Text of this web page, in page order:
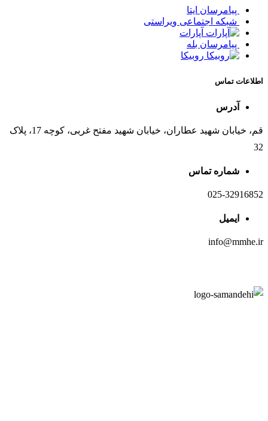
پیامرسان ایتا
شبکه اجتماعی ویراستی
آپارات
پیامرسان بله
روبیکا
اطلاعات تماس
آدرس
قم، خیابان شهید عطاران، خیابان شهید مفتح غربی، کوچه 17، پلاک
32
شماره تماس
025-32916852
ایمیل
info@mmhe.ir